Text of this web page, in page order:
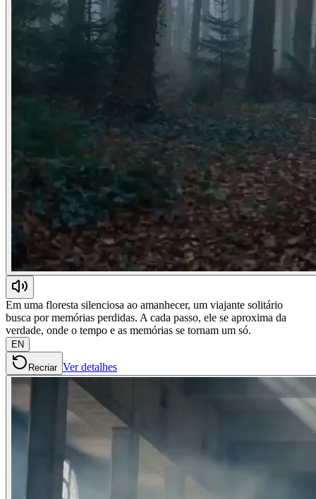
Em uma floresta silenciosa ao amanhecer, um viajante solitário
busca por memórias perdidas. A cada passo, ele se aproxima da
verdade, onde o tempo e as memórias se tornam um só.
EN
Recriar Ver detalhes